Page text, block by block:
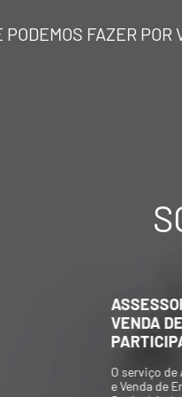
PODEMOS FAZER POR
PODEMOS FAZER POR
PODEMOS FAZER POR
NA
DE EMPRESAS E/OU
SOCIETÁRIA
de Assessoramento na
de Empresas e/ou